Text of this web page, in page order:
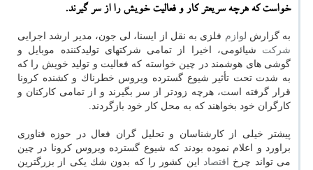
خواست كه هرچه سریعتر كار و فعالیت خویش را از سر گیرند.
به گزارش لوازم فلزی به نقل از ایسنا، لی جون، مدیر ارشد اجرایی
شركت شیائومی، اخیرا از تمامی شركتهای تولیدكننده موبایل و
گوشی های هوشمند در چین خواسته كه فعالیت و تولید خویش را كه
به شدت تحت تأثیر شیوع گسترده ویروس خطرناك و كشنده كرونا
قرار گرفته است، هرچه زودتر از سر بگیرند و از تمامی كاركنان و
كارگران خود بخواهند كه به محل كار خود بازگردند.
پیشتر خیلی از كارشناسان و تحلیل گران فعال در حوزه فناوری
براورد و اعلام نموده بودند كه شیوع گسترده ویروس كرونا در چین
می تواند چرخ
اقتصاد این كشور را كه بدون شك یكی از بزرگترین